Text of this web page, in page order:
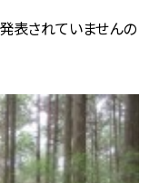
表されていませんの